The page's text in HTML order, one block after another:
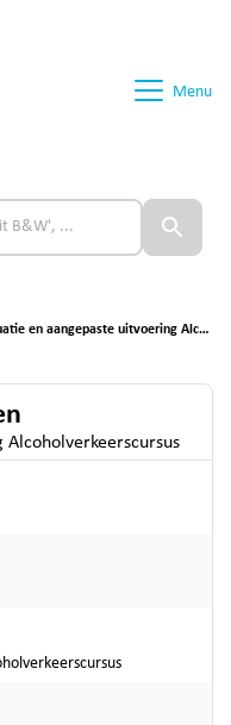
Menu
en aangepaste uitvoering Alcoholverkeerscursus